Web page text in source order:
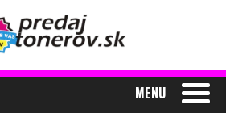
MENU